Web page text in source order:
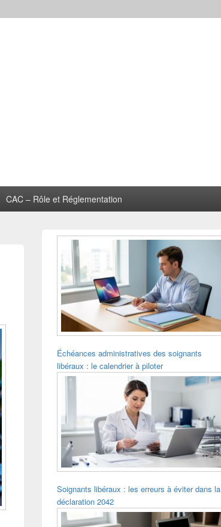
CAC – Rôle et Réglementation
Zone
principale
widget
latérale
Échéances administratives des soignants
libéraux : le calendrier à piloter
Soignants libéraux : les erreurs à éviter dans la
déclaration 2042